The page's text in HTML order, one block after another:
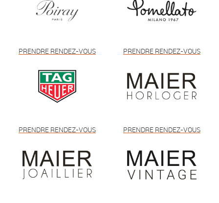
PRENDRE RENDEZ-VOUS PRENDRE RENDEZ-VOUS
PRENDRE RENDEZ-VOUS PRENDRE RENDEZ-VOUS